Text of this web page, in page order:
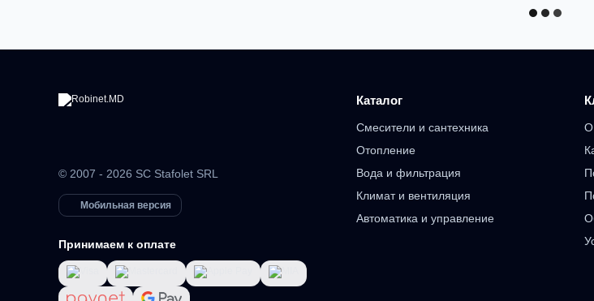
© 2007 - 2026 SC Stafolet SRL
Мобильная версия
Принимаем к оплате
Каталог
Смесители и сантехника
Отопление
Вода и фильтрация
Климат и вентиляция
Автоматика и управление
О